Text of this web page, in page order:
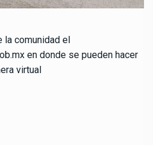
la comunidad el
en donde se pueden hacer
virtual